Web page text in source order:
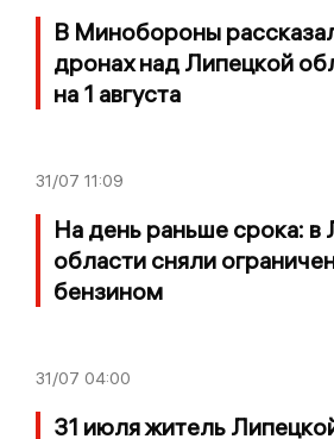
В Минобороны
дронах над Липецкой
на 1 августа
31/07 11:09
На день раньше срока: в
области сняли
бензином
31/07 04:00
31 июля житель